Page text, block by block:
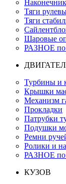
Тяги
Тяги
Шаровые
РАЗНОЕ по
Турбины и
Крышки
Механизм
Прокладки
Патрубки
Подушки
Ремни
Ролики и
РАЗНОЕ по
КУЗОВ